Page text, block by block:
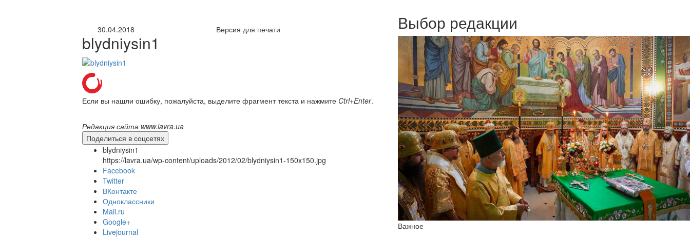
Онлайн трансляции
12 сентября 2015Название трансляции
12 сентября 2015Название трансляции
12 сентября 2015Название трансляции
12 сентября 2015Название трансляции
12 сентября 2015Название трансляции
12 сентября 2015 Название трансляции
12 сентября 2015Название трансляции
12 сентября 2015Название трансляции
Перейти к архиву
30.04.2018 Версия для печати
blydniysin1
Если вы нашли ошибку, пожалуйста, выделите фрагмент текста и нажмите Ctrl+Enter.
Редакция сайта www.lavra.ua
Поделиться в соцсетях
blydniysin1
https://lavra.ua/wp-content/uploads/2012/02/blydniysin1-150x150.jpg
Facebook
Twitter
ВКонтакте
Одноклассники
Mail.ru
Google+
Livejournal
Выбор редакции
Важное